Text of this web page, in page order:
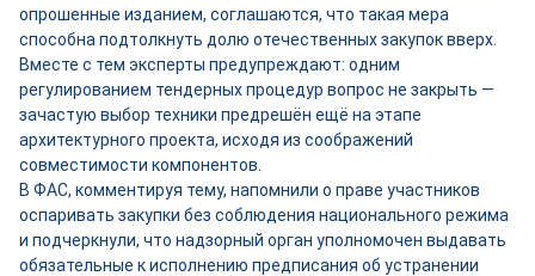
опрошенные изданием, соглашаются, что такая мера
способна подтолкнуть долю отечественных закупок вверх.
Вместе с тем эксперты предупреждают: одним
регулированием тендерных процедур вопрос не закрыть —
зачастую выбор техники предрешён ещё на этапе
архитектурного проекта, исходя из соображений
совместимости компонентов.
В ФАС, комментируя тему, напомнили о праве участников
оспаривать закупки без соблюдения национального режима
и подчеркнули, что надзорный орган уполномочен выдавать
обязательные к исполнению предписания об устранении